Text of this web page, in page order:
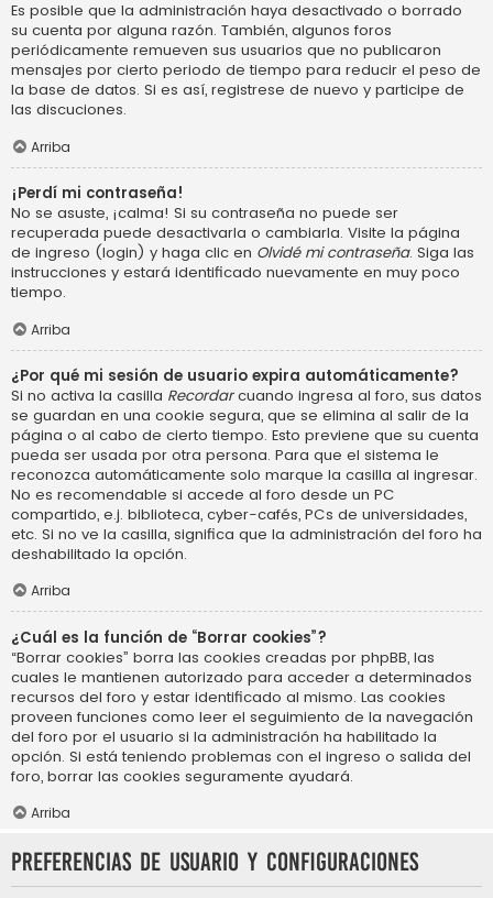
Es posible que la administración haya desactivado o borrado
su cuenta por alguna razón. También, algunos foros
periódicamente remueven sus usuarios que no publicaron
mensajes por cierto periodo de tiempo para reducir el peso de
la base de datos. Si es así, registrese de nuevo y participe de
las discuciones.
Arriba
¡Perdí mi contraseña!
No se asuste, ¡calma! Si su contraseña no puede ser
recuperada puede desactivarla o cambiarla. Visite la página
de ingreso (login) y haga clic en Olvidé mi contraseña. Siga las
instrucciones y estará identificado nuevamente en muy poco
tiempo.
Arriba
¿Por qué mi sesión de usuario expira automáticamente?
Si no activa la casilla Recordarcuando ingresa al foro, sus datos
se guardan en una cookie segura, que se elimina al salir de la
página o al cabo de cierto tiempo. Esto previene que su cuenta
pueda ser usada por otra persona. Para que el sistema le
reconozca automáticamente solo marque la casilla al ingresar.
No es recomendable si accede al foro desde un PC
compartido, e.j. biblioteca, cyber-cafés, PCs de universidades,
etc. Si no ve la casilla, significa que la administración del foro ha
deshabilitado la opción.
Arriba
¿Cuál es la función de “Borrar cookies”?
“Borrar cookies” borra las cookies creadas por phpBB, las
cuales le mantienen autorizado para acceder a determinados
recursos del foro y estar identificado al mismo. Las cookies
proveen funciones como leer el seguimiento de la navegación
del foro por el usuario si la administración ha habilitado la
opción. Si está teniendo problemas con el ingreso o salida del
foro, borrar las cookies seguramente ayudará.
Arriba
Preferencias de usuario y configuraciones